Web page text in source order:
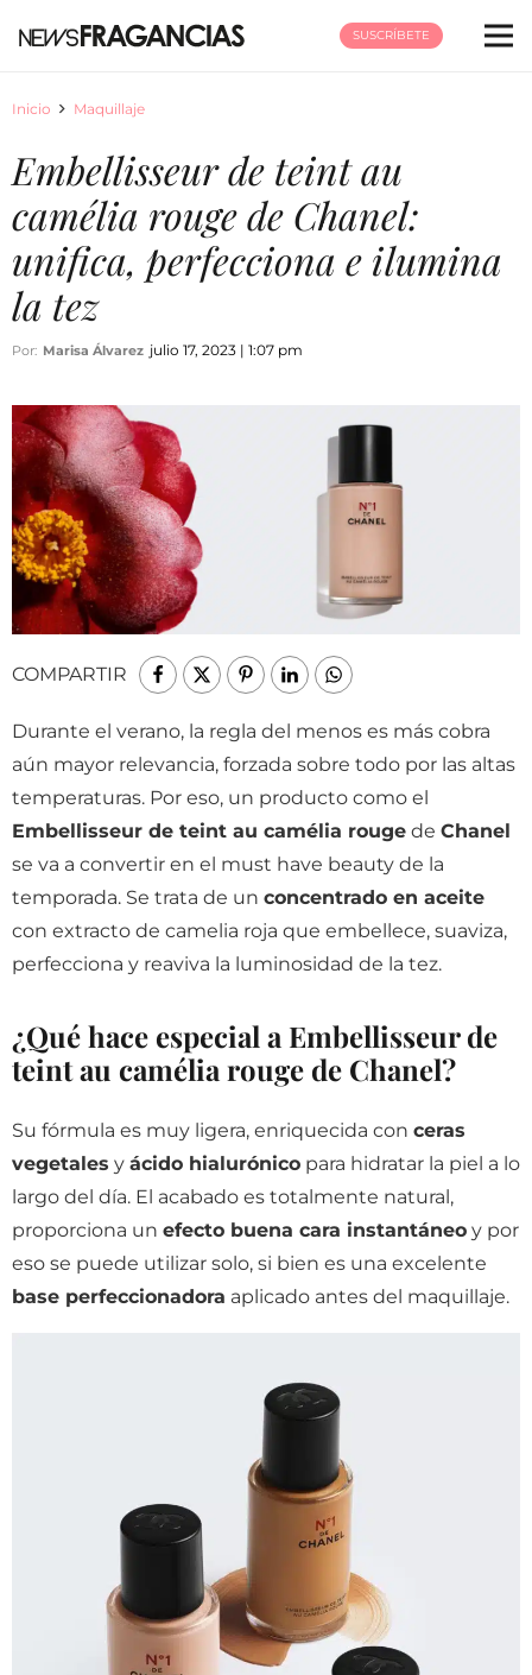
SUSCRÍBETE
Inicio Maquillaje
Embellisseur de teint au
camélia rouge de Chanel:
unifica, perfecciona e ilumina
la tez
Por: Marisa Álvarez julio 17, 2023 | 1:07 pm
COMPARTIR
Durante el verano, la regla del menos es más cobra
aún mayor relevancia, forzada sobre todo por las altas
temperaturas. Por eso, un producto como el
Embellisseur de teint au camélia rouge de Chanel
se va a convertir en el must have beauty de la
temporada. Se trata de un concentrado en aceite
con extracto de camelia roja que embellece, suaviza,
perfecciona y reaviva la luminosidad de la tez.
¿Qué hace especial a Embellisseur de
teint au camélia rouge de Chanel?
Su fórmula es muy ligera, enriquecida con ceras
vegetales y ácido hialurónico para hidratar la piel a lo
largo del día. El acabado es totalmente natural,
proporciona un efecto buena cara instantáneo y por
eso se puede utilizar solo, si bien es una excelente
base perfeccionadora aplicado antes del maquillaje.